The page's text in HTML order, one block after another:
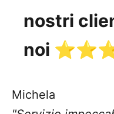
nostri
noi
Michela